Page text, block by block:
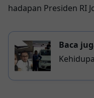
hadapan Presiden RI
Baca